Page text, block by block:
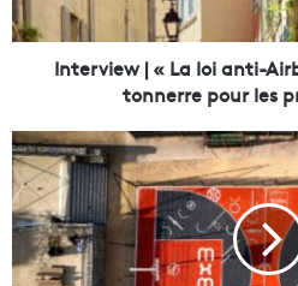
e
w
a
l
o
i
a
n
Interview | « La loi anti-
tonnerre pour les
À
M
a
r
s
e